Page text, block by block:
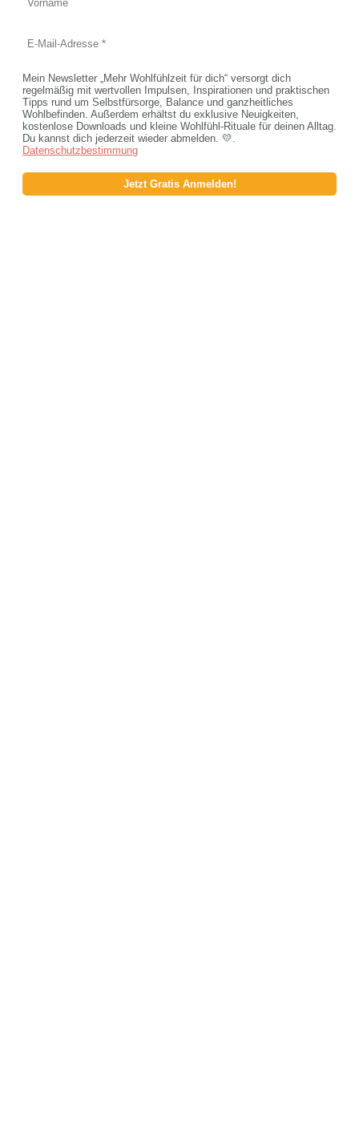
Mein Newsletter „Mehr Wohlfühlzeit für dich“ versorgt dich
regelmäßig mit wertvollen Impulsen, Inspirationen und praktischen
Tipps rund um Selbstfürsorge, Balance und ganzheitliches
Wohlbefinden. Außerdem erhältst du exklusive Neuigkeiten,
kostenlose Downloads und kleine Wohlfühl-Rituale für deinen Alltag.
Du kannst dich jederzeit wieder abmelden. 💛.
Datenschutzbestimmung